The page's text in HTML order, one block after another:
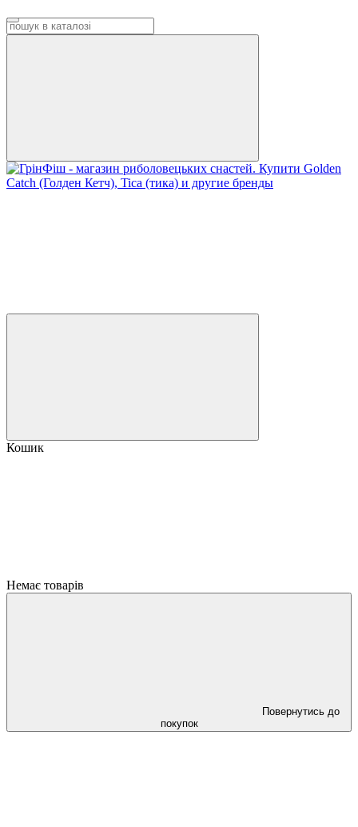
Кошик
Немає товарів
Повернутись до
покупок